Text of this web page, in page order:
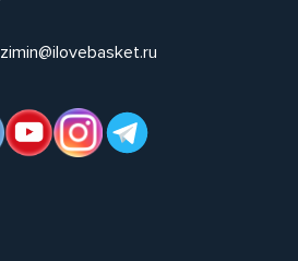
zimin@ilovebasket.ru